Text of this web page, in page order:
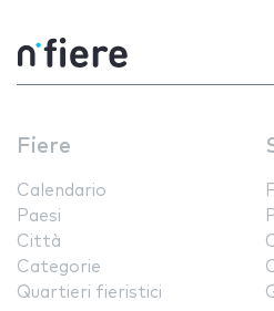
Fiere
Calendario
Paesi
Città
Categorie
Quartieri fieristici